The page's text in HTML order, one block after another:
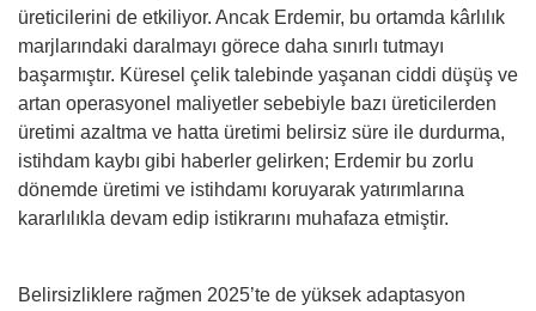
üreticilerini de etkiliyor. Ancak Erdemir, bu ortamda kârlılık
marjlarındaki daralmayı görece daha sınırlı tutmayı
başarmıştır. Küresel çelik talebinde yaşanan ciddi düşüş ve
artan operasyonel maliyetler sebebiyle bazı üreticilerden
üretimi azaltma ve hatta üretimi belirsiz süre ile durdurma,
istihdam kaybı gibi haberler gelirken; Erdemir bu zorlu
dönemde üretimi ve istihdamı koruyarak yatırımlarına
kararlılıkla devam edip istikrarını muhafaza etmiştir.
Belirsizliklere rağmen 2025’te de yüksek adaptasyon